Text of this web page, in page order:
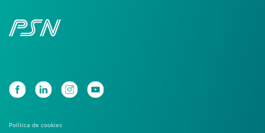
Política de cookies